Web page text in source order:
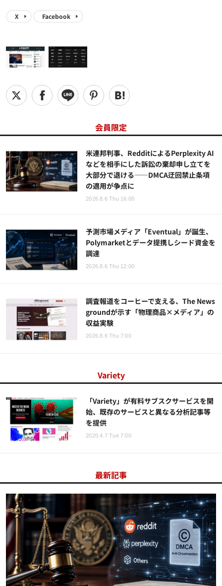
X Facebook
会員限定
米連邦判事、RedditによるPerplexity AI
などを相手にした訴訟の棄却申し立てを
大部分で退ける——DMCA迂回禁止条項
の適用が争点に
2026.8.6 Thu 16:00
予測市場メディア「Eventual」が誕生、
Polymarketとデータ提携しシード資金を
調達
2026.8.6 Thu 12:00
調査報道をコーヒーで支える、The News
groundが示す「物理商品×メディア」の
収益実験
2026.8.6 Thu 7:00
Variety
「Variety」が有料サブスクサービスを開
始、既存のサービスと異なる分析記事等
を提供
2020.4.7 Tue 7:00
最新記事